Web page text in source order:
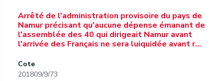
Arrêté de l'administration provisoire du pays de
Namur précisant qu'aucune dépense émanant de
l'assemblée des 40 qui dirigeait Namur avant
l'arrivée des Français ne sera luiquidée avant r…
Cote
201809/9/73